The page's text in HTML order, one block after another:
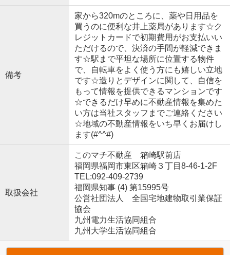
備考
家から320mのところに、薬や日用品を
買うのに便利な井上薬局があります☆ク
レジットカードで初期費用がお支払いい
ただけるので、決済の手間が軽減できま
す☆駅まで平坦な場所に位置する物件
で、自転車をよく使う方にも嬉しい立地
です☆造りとデザインに関して、自信を
もって情報を提供できるマンションです
☆できるだけ早めに不動産情報を集めた
い方は当社スタッフまでご連絡ください
☆地域の不動産情報をいち早くお届けし
ます(#^^#)
取扱会社
このマチ不動産 箱崎駅前店
福岡県福岡市東区箱崎３丁目8-46-1-2F
TEL:092-409-2739
福岡県知事 (4) 第15995号
公営社団法人 全国宅地建物取引業保証
協会
九州電力生活協同組合
九州大学生活協同組合